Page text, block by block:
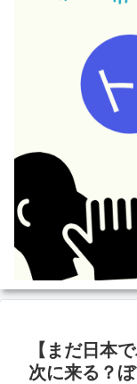
【まだ日本
次に来る？